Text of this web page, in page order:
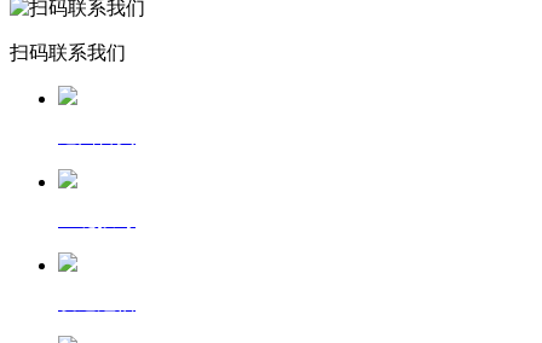
扫码联系我们